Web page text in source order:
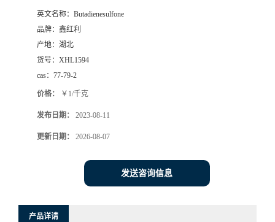
英文名称： Butadienesulfone
品牌： 鑫红利
产地： 湖北
货号： XHL1594
cas： 77-79-2
价格： ￥1/千克
发布日期： 2023-08-11
更新日期： 2026-08-07
发送咨询信息
产品详请